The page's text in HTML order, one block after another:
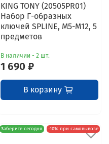
KING TONY (20505PR01)
Набор Г-образных
ключей SPLINE, M5-M12, 5
предметов
В наличии - 2 шт.
1 690 ₽
В корзину
Заберите сегодня -10% при самовывозе